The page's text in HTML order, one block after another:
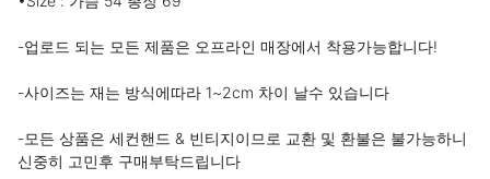
-업로드 되는 모든 제품은 오프라인 매장에서 착용가능합니다!
-사이즈는 재는 방식에따라 1~2cm 차이 날수 있습니다
-모든 상품은 세컨핸드 & 빈티지이므로 교환 및 환불은 불가능하니
신중히 고민후 구매부탁드립니다